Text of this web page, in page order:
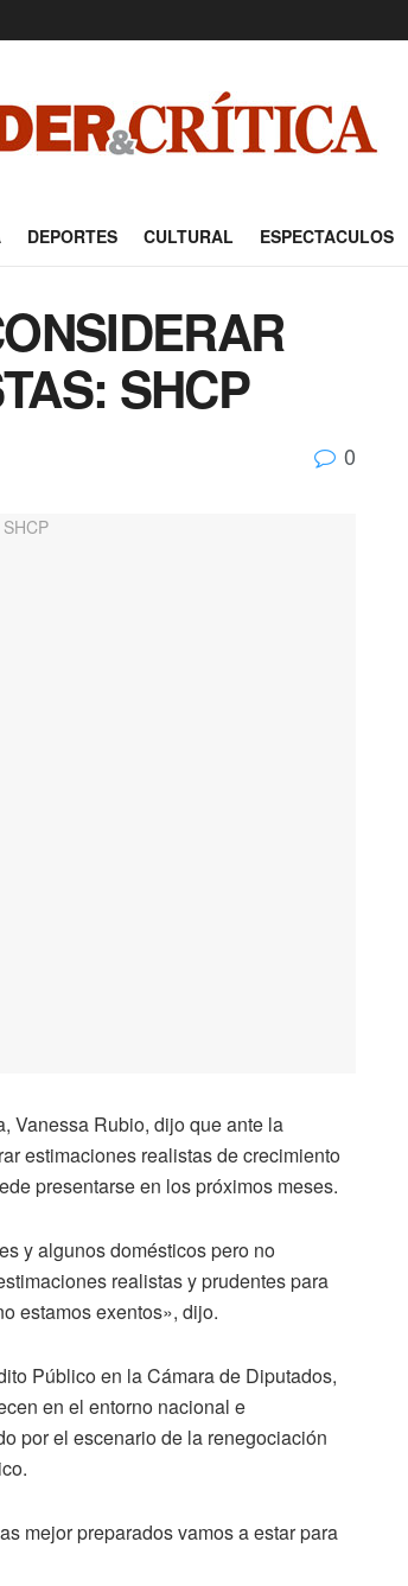
DEPORTES CULTURAL ESPECTACULOS
SHCP
0
Vanessa Rubio, dijo que ante la
estimaciones realistas de crecimiento
presentarse en los próximos meses.
y algunos domésticos pero no
realistas y prudentes para
estamos exentos», dijo.
Público en la Cámara de Diputados,
en el entorno nacional e
por el escenario de la renegociación
mejor preparados vamos a estar para